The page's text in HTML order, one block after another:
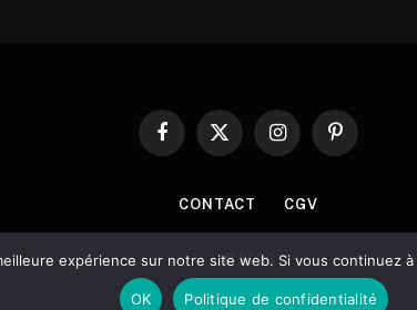
Facebook
X
InstagramPinterest
CONTACT CGV
© 2026
expérience sur notre site web. Si vous continuez
OK Politique de confidentialité